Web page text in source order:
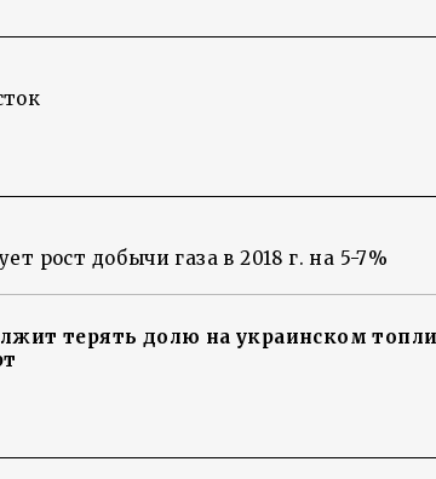
рост добычи газа в 2018 г. на 5-7%
терять долю на украинском